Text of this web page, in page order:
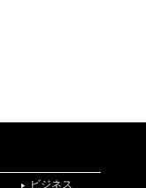
ビジネス